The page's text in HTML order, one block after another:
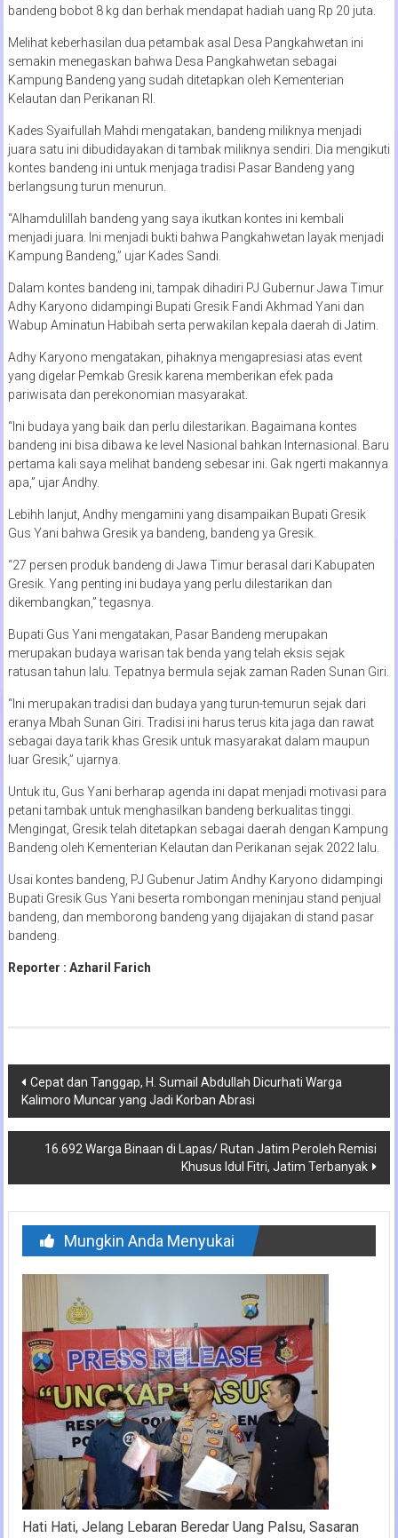
bandeng bobot 8 kg dan berhak mendapat hadiah uang Rp 20 juta.
Melihat keberhasilan dua petambak asal Desa Pangkahwetan ini
semakin menegaskan bahwa Desa Pangkahwetan sebagai
Kampung Bandeng yang sudah ditetapkan oleh Kementerian
Kelautan dan Perikanan RI.
Kades Syaifullah Mahdi mengatakan, bandeng miliknya menjadi
juara satu ini dibudidayakan di tambak miliknya sendiri. Dia mengikuti
kontes bandeng ini untuk menjaga tradisi Pasar Bandeng yang
berlangsung turun menurun.
“Alhamdulillah bandeng yang saya ikutkan kontes ini kembali
menjadi juara. Ini menjadi bukti bahwa Pangkahwetan layak menjadi
Kampung Bandeng,” ujar Kades Sandi.
Dalam kontes bandeng ini, tampak dihadiri PJ Gubernur Jawa Timur
Adhy Karyono didampingi Bupati Gresik Fandi Akhmad Yani dan
Wabup Aminatun Habibah serta perwakilan kepala daerah di Jatim.
Adhy Karyono mengatakan, pihaknya mengapresiasi atas event
yang digelar Pemkab Gresik karena memberikan efek pada
pariwisata dan perekonomian masyarakat.
“Ini budaya yang baik dan perlu dilestarikan. Bagaimana kontes
bandeng ini bisa dibawa ke level Nasional bahkan Internasional. Baru
pertama kali saya melihat bandeng sebesar ini. Gak ngerti makannya
apa,” ujar Andhy.
Lebihh lanjut, Andhy mengamini yang disampaikan Bupati Gresik
Gus Yani bahwa Gresik ya bandeng, bandeng ya Gresik.
“27 persen produk bandeng di Jawa Timur berasal dari Kabupaten
Gresik. Yang penting ini budaya yang perlu dilestarikan dan
dikembangkan,” tegasnya.
Bupati Gus Yani mengatakan, Pasar Bandeng merupakan
merupakan budaya warisan tak benda yang telah eksis sejak
ratusan tahun lalu. Tepatnya bermula sejak zaman Raden Sunan Giri.
“Ini merupakan tradisi dan budaya yang turun-temurun sejak dari
eranya Mbah Sunan Giri. Tradisi ini harus terus kita jaga dan rawat
sebagai daya tarik khas Gresik untuk masyarakat dalam maupun
luar Gresik,” ujarnya.
Untuk itu, Gus Yani berharap agenda ini dapat menjadi motivasi para
petani tambak untuk menghasilkan bandeng berkualitas tinggi.
Mengingat, Gresik telah ditetapkan sebagai daerah dengan Kampung
Bandeng oleh Kementerian Kelautan dan Perikanan sejak 2022 lalu.
Usai kontes bandeng, PJ Gubenur Jatim Andhy Karyono didampingi
Bupati Gresik Gus Yani beserta rombongan meninjau stand penjual
bandeng, dan memborong bandeng yang dijajakan di stand pasar
bandeng.
Reporter : Azharil Farich
Navigasi
pos
Cepat dan Tanggap, H. Sumail Abdullah Dicurhati Warga
Kalimoro Muncar yang Jadi Korban Abrasi
16.692 Warga Binaan di Lapas/ Rutan Jatim Peroleh Remisi
Khusus Idul Fitri, Jatim Terbanyak
Mungkin Anda Menyukai
Hati Hati, Jelang Lebaran Beredar Uang Palsu, Sasaran